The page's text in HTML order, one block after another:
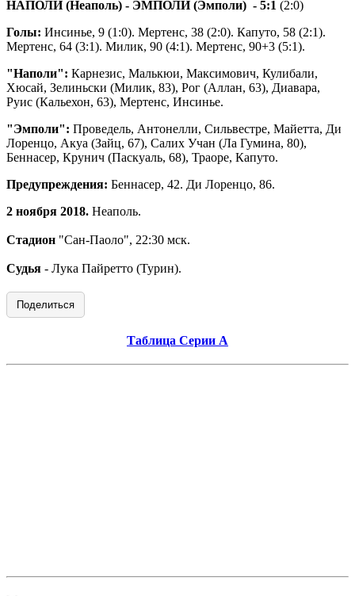
НАПОЛИ (Неаполь) - ЭМПОЛИ (Эмполи) - 5:1 (2:0)
Голы: Инсинье, 9 (1:0). Мертенс, 38 (2:0). Капуто, 58 (2:1).
Мертенс, 64 (3:1). Милик, 90 (4:1). Мертенс, 90+3 (5:1).
"Наполи": Карнезис, Малькюи, Максимович, Кулибали,
Хюсай, Зелиньски (Милик, 83), Рог (Аллан, 63), Диавара,
Руис (Кальехон, 63), Мертенс, Инсинье.
"Эмполи": Проведель, Антонелли, Сильвестре, Майетта, Ди
Лоренцо, Акуа (Зайц, 67), Салих Учан (Ла Гумина, 80),
Беннасер, Крунич (Паскуаль, 68), Траоре, Капуто.
Предупреждения: Беннасер, 42. Ди Лоренцо, 86.
2 ноября 2018. Неаполь.
Стадион "Сан-Паоло", 22:30 мск.
Судья - Лука Пайретто (Турин).
Поделиться
Таблица Серии А